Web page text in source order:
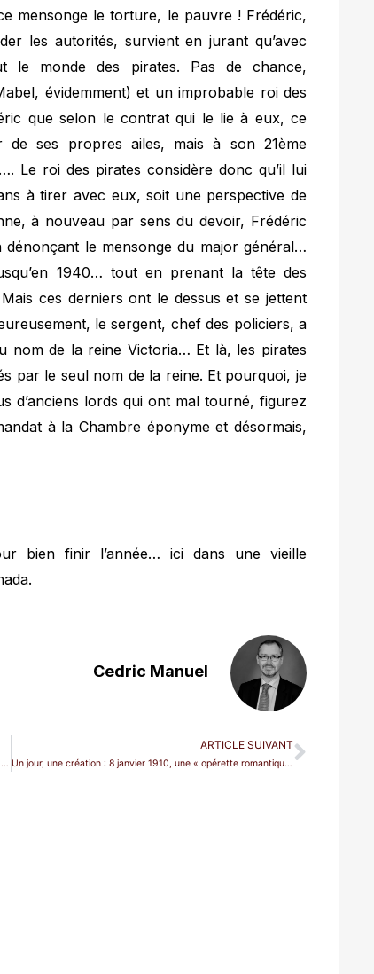
mensonge le torture, le pauvre ! Frédéric,
les autorités, survient en jurant qu’avec
le monde des pirates. Pas de chance,
évidemment) et un improbable roi des
que selon le contrat qui le lie à eux, ce
de ses propres ailes, mais à son 21ème
Le roi des pirates considère donc qu’il lui
à tirer avec eux, soit une perspective de
à nouveau par sens du devoir, Frédéric
le mensonge du major général…
1940… tout en prenant la tête des
ces derniers ont le dessus et se jettent
le sergent, chef des policiers, a
nom de la reine Victoria… Et là, les pirates
par le seul nom de la reine. Et pourquoi, je
d’anciens lords qui ont mal tourné, figurez
à la Chambre éponyme et désormais,
bien finir l’année… ici dans une vieille
Cedric Manuel
Un jour, une création : 26 décembre 1819, le bicentenaire du dernier tour de piste milanais de Rossini
ARTICLE SUIVANT
Un jour, une création : 8 janvier 1910, une « opérette romantique »